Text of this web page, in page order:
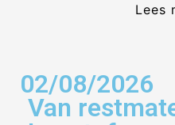
Lees
02/08/2026
Van